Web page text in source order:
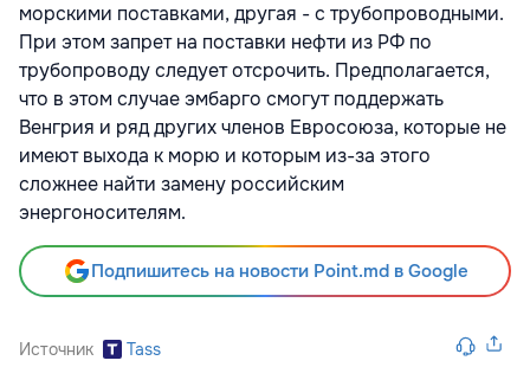
морскими поставками, другая - с трубопроводными.
При этом запрет на поставки нефти из РФ по
трубопроводу следует отсрочить. Предполагается,
что в этом случае эмбарго смогут поддержать
Венгрия и ряд других членов Евросоюза, которые не
имеют выхода к морю и которым из-за этого
сложнее найти замену российским
энергоносителям.
Подпишитесь на новости Point.md в Google
Источник Tass